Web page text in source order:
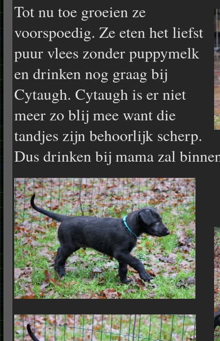
Tot nu toe groeien ze
voorspoedig. Ze eten het liefst
puur vlees zonder puppymelk
en drinken nog graag bij
Cytaugh. Cytaugh is er niet
meer zo blij mee want die
tandjes zijn behoorlijk scherp.
Dus drinken bij mama zal